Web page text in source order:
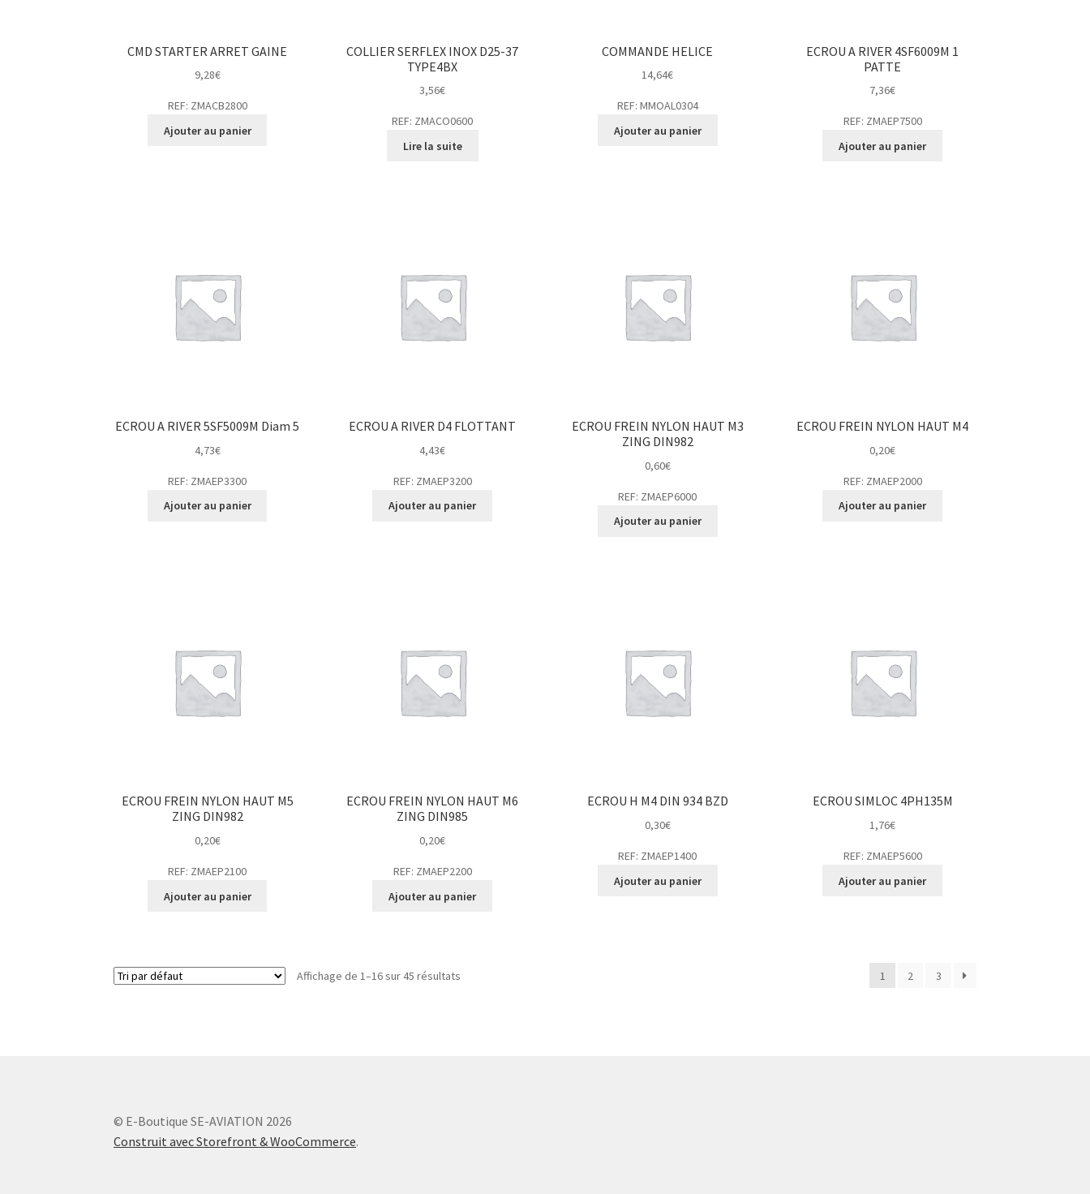
CMD STARTER ARRET GAINE
9,28€
REF: ZMACB2800
Ajouter au panier
COLLIER SERFLEX INOX D25-37
TYPE4BX
3,56€
REF: ZMACO0600
Lire la suite
COMMANDE HELICE
14,64€
REF: MMOAL0304
Ajouter au panier
ECROU A RIVER 4SF6009M 1
PATTE
7,36€
REF: ZMAEP7500
Ajouter au panier
ECROU A RIVER 5SF5009M Diam 5
4,73€
REF: ZMAEP3300
Ajouter au panier
ECROU A RIVER D4 FLOTTANT
4,43€
REF: ZMAEP3200
Ajouter au panier
ECROU FREIN NYLON HAUT M3
ZING DIN982
0,60€
REF: ZMAEP6000
Ajouter au panier
ECROU FREIN NYLON HAUT M4
0,20€
REF: ZMAEP2000
Ajouter au panier
ECROU FREIN NYLON HAUT M5
ZING DIN982
0,20€
REF: ZMAEP2100
Ajouter au panier
ECROU FREIN NYLON HAUT M6
ZING DIN985
0,20€
REF: ZMAEP2200
Ajouter au panier
ECROU H M4 DIN 934 BZD
0,30€
REF: ZMAEP1400
Ajouter au panier
ECROU SIMLOC 4PH135M
1,76€
REF: ZMAEP5600
Ajouter au panier
Affichage de 1–16 sur 45 résultats 1 2 3
© E-Boutique SE-AVIATION 2026
Construit avec Storefront & WooCommerce.